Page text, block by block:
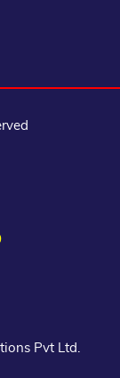
Pvt Ltd.